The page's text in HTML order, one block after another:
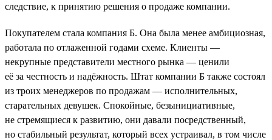
следствие, к принятию решения о продаже компании.
Покупателем стала компания Б. Она была менее амбициозная,
работала по отлаженной годами схеме. Клиенты —
некрупные представители местного рынка — ценили
её за честность и надёжность. Штат компании Б также состоял
из троих менеджеров по продажам — исполнительных,
старательных девушек. Спокойные, безынициативные,
не стремящиеся к развитию, они давали посредственный,
но стабильный результат, который всех устраивал, в том числе